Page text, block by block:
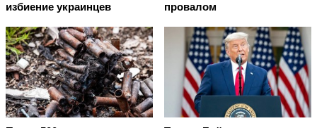
избиение украинцев
провалом